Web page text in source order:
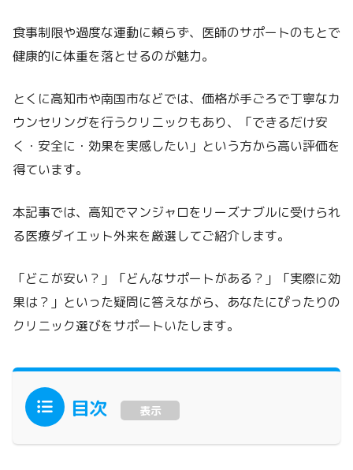
食事制限や過度な運動に頼らず、医師のサポートのもとで
健康的に体重を落とせるのが魅力。
とくに高知市や南国市などでは、価格が手ごろで丁寧なカ
ウンセリングを行うクリニックもあり、「できるだけ安
く・安全に・効果を実感したい」という方から高い評価を
得ています。
本記事では、高知でマンジャロをリーズナブルに受けられ
る医療ダイエット外来を厳選してご紹介します。
「どこが安い？」「どんなサポートがある？」「実際に効
果は？」といった疑問に答えながら、あなたにぴったりの
クリニック選びをサポートいたします。
目次 表示